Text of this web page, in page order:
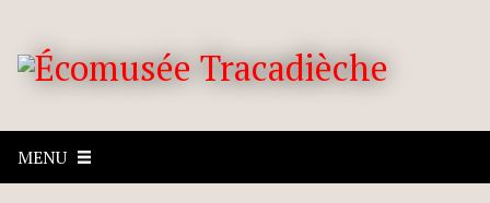
MENU